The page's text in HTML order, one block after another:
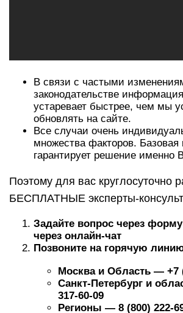
В связи с частыми
законодательстве
устаревает быстрее, чем мы
обновлять на сайте.
Все случаи очень
множества факторов.
гарантирует решение именно
Поэтому для вас круглосуточно
БЕСПЛАТНЫЕ эксперты-
Задайте вопрос через
через онлайн-чат
Позвоните на горячую
Москва и Область — +7
Санкт-Петербург и
317-60-09
Регионы — 8 (800) 222-